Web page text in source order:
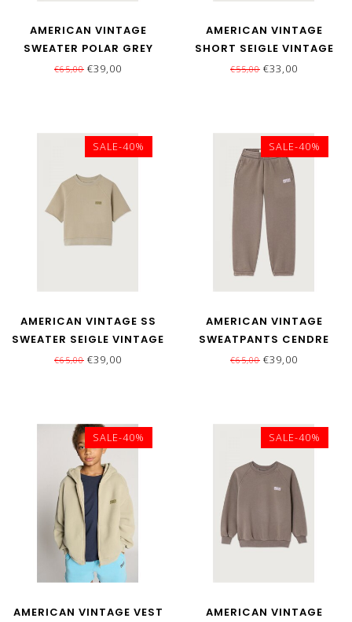
AMERICAN VINTAGE
SWEATER POLAR GREY
€65,00 €39,00
AMERICAN VINTAGE
SHORT SEIGLE VINTAGE
€55,00 €33,00
SALE-40%
AMERICAN VINTAGE SS
SWEATER SEIGLE VINTAGE
€65,00 €39,00
SALE-40%
AMERICAN VINTAGE
SWEATPANTS CENDRE
VINTAGE
€65,00 €39,00
SALE-40%
AMERICAN VINTAGE VEST
SALE-40%
AMERICAN VINTAGE